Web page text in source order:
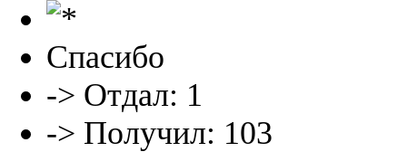
Спасибо
-> Отдал: 1
-> Получил: 103